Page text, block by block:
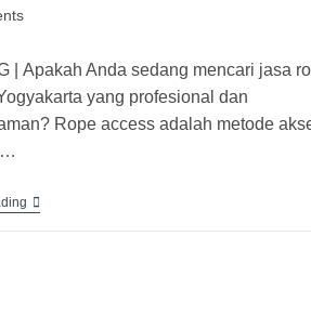
| Apakah Anda sedang mencari jasa
yang profesional dan
Rope access adalah metode